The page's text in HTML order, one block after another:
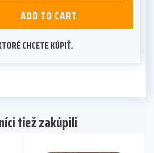
ADD TO CART
CHCETE KÚPIŤ.
tiež zakúpili